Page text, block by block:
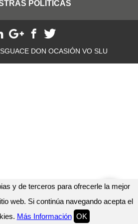
y de terceros para ofrecerle la mejor
web. Si continúa navegando acepta el
Más Información OK
POLITICAS
DON OCASIÓN VO SLU